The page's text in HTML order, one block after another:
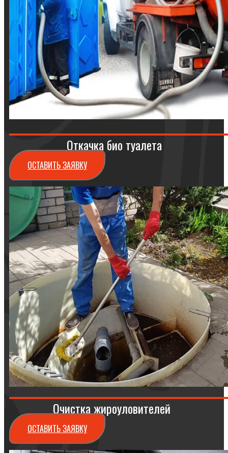
Откачка био туалета
ОСТАВИТЬ ЗАЯВКУ
Очистка жироуловителей
ОСТАВИТЬ ЗАЯВКУ